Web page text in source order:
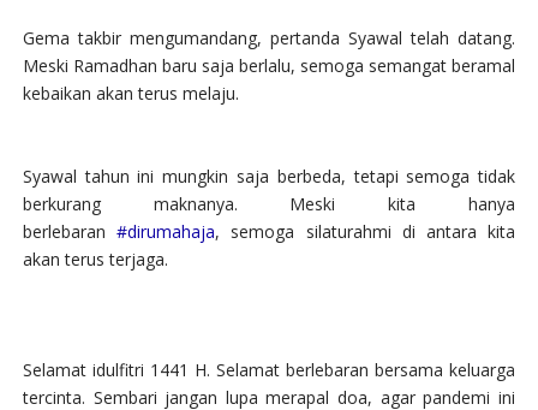
Gema takbir mengumandang, pertanda Syawal telah datang.
Meski Ramadhan baru saja berlalu, semoga semangat beramal
kebaikan akan terus melaju.
Syawal tahun ini mungkin saja berbeda, tetapi semoga tidak
berkurang maknanya. Meski kita hanya
berlebaran#dirumahaja, semoga silaturahmi di antara kita
akan terus terjaga.
Selamat idulfitri 1441 H. Selamat berlebaran bersama keluarga
tercinta. Sembari jangan lupa merapal doa, agar pandemi ini